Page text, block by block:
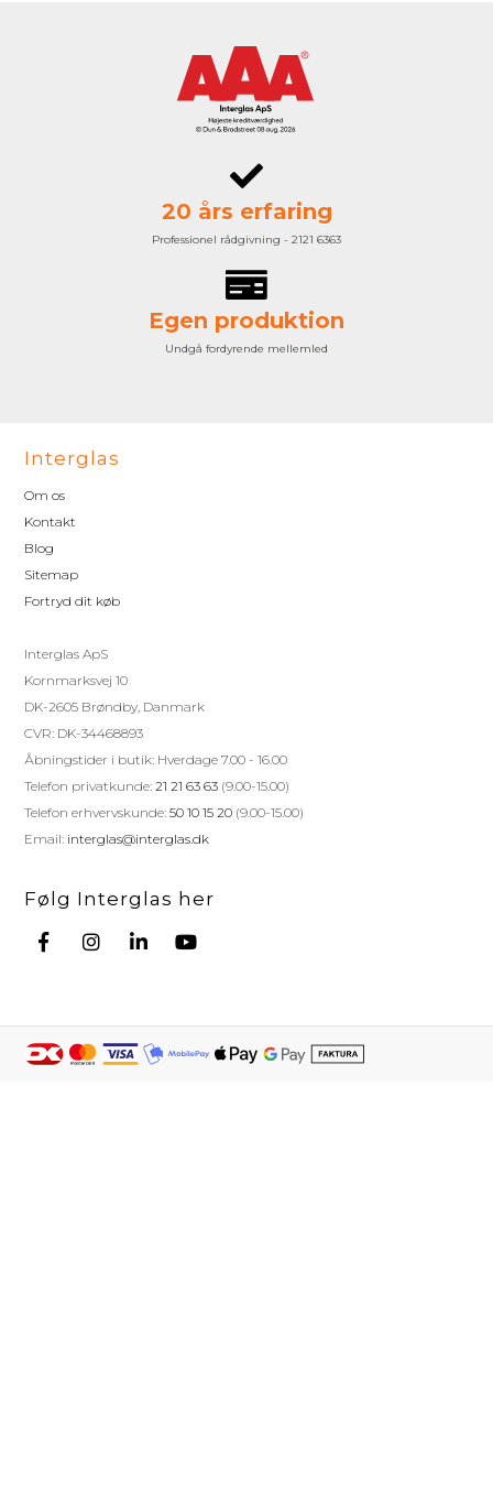
20 års erfaring
Professionel rådgivning - 2121 6363
Egen produktion
Undgå fordyrende mellemled
Interglas
Om os
Kontakt
Blog
Sitemap
Fortryd dit køb
Interglas ApS
Kornmarksvej 10
DK-2605 Brøndby, Danmark
CVR: DK-34468893
Åbningstider i butik: Hverdage 7.00 - 16.00
Telefon privatkunde:21 21 63 63 (9.00-15.00)
Telefon erhvervskunde:50 10 15 20 (9.00-15.00)
Email: interglas@interglas.dk
Følg Interglas her